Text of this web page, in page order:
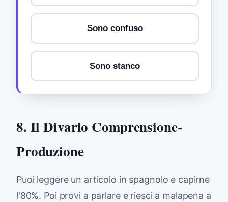
Sono confuso
Sono stanco
8. Il Divario Comprensione-
Produzione
Puoi leggere un articolo in spagnolo e capirne
l'80%. Poi provi a parlare e riesci a malapena a